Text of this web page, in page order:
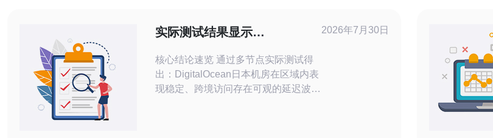
实际测试结果显示
与吞吐的表现
核心结论速览 通过多节点实际测试得
出：DigitalOcean日本机房在区域内表
现稳定、跨境访问存在可观的延迟波动
2026年7月30日